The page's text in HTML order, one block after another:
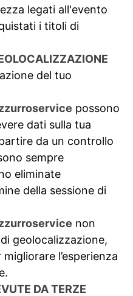
legati all'evento
i titoli di
del tuo
possono
dati sulla tua
da un controllo
sempre
eliminate
della sessione di
non
geolocalizzazione,
l’esperienza
DA TERZE